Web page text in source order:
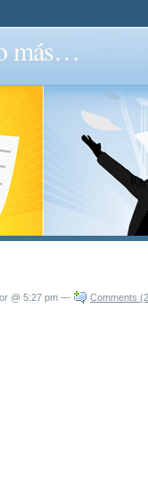
más…
@ 5:27 pm —
Comments